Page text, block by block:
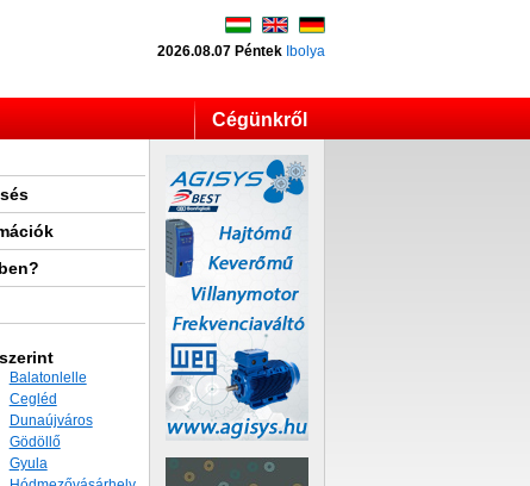
2026.08.07 Péntek Ibolya
Cégünkről
Balatonlelle
Cegléd
Dunaújváros
Gödöllő
Gyula